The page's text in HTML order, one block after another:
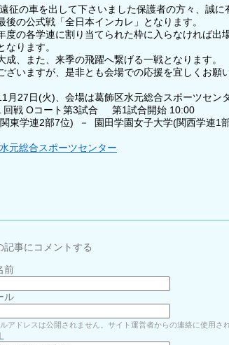
征の車を出して下さいました保護者の方々、誠に
後の公式戦「全日本インカレ」となります。
度の各学連に割り当てられた枠に入らなければ出
なります。
成、また、来季の飛躍へ繋げる一戦となります。
ざいますが、是非とも会場での応援を宜しくお願
月27日(火)、会場は葛飾区水元総合スポーツセン
戦 Oコート第3試合 第1試合開始 10:00
東学連2部7位) － 園田学園女子大学(関西学連1
元総合スポーツセンター
記事にコメントする
前
ル
ルアドレスは公開されません。サイト運営者からの連絡に使用さ